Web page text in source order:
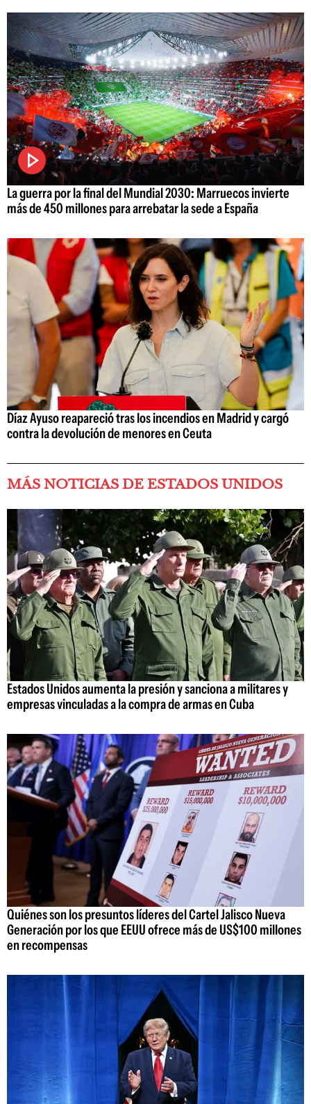
La guerra por la final del Mundial 2030: Marruecos invierte
más de 450 millones para arrebatar la sede a España
Díaz Ayuso reapareció tras los incendios en Madrid y cargó
contra la devolución de menores en Ceuta
MÁS NOTICIAS DE ESTADOS UNIDOS
Estados Unidos aumenta la presión y sanciona a militares y
empresas vinculadas a la compra de armas en Cuba
Quiénes son los presuntos líderes del Cartel Jalisco Nueva
Generación por los que EEUU ofrece más de US$100 millones
en recompensas